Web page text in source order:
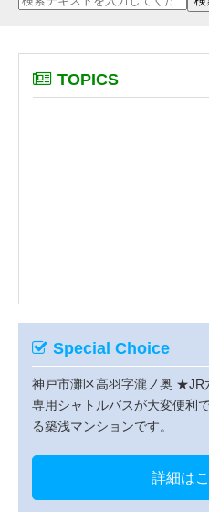
TOPICS
Special Choice
神戸市灘区高羽字瀧ノ奥 ★JR
専用シャトルバスが大変便利
る築浅マンションです。
詳細は